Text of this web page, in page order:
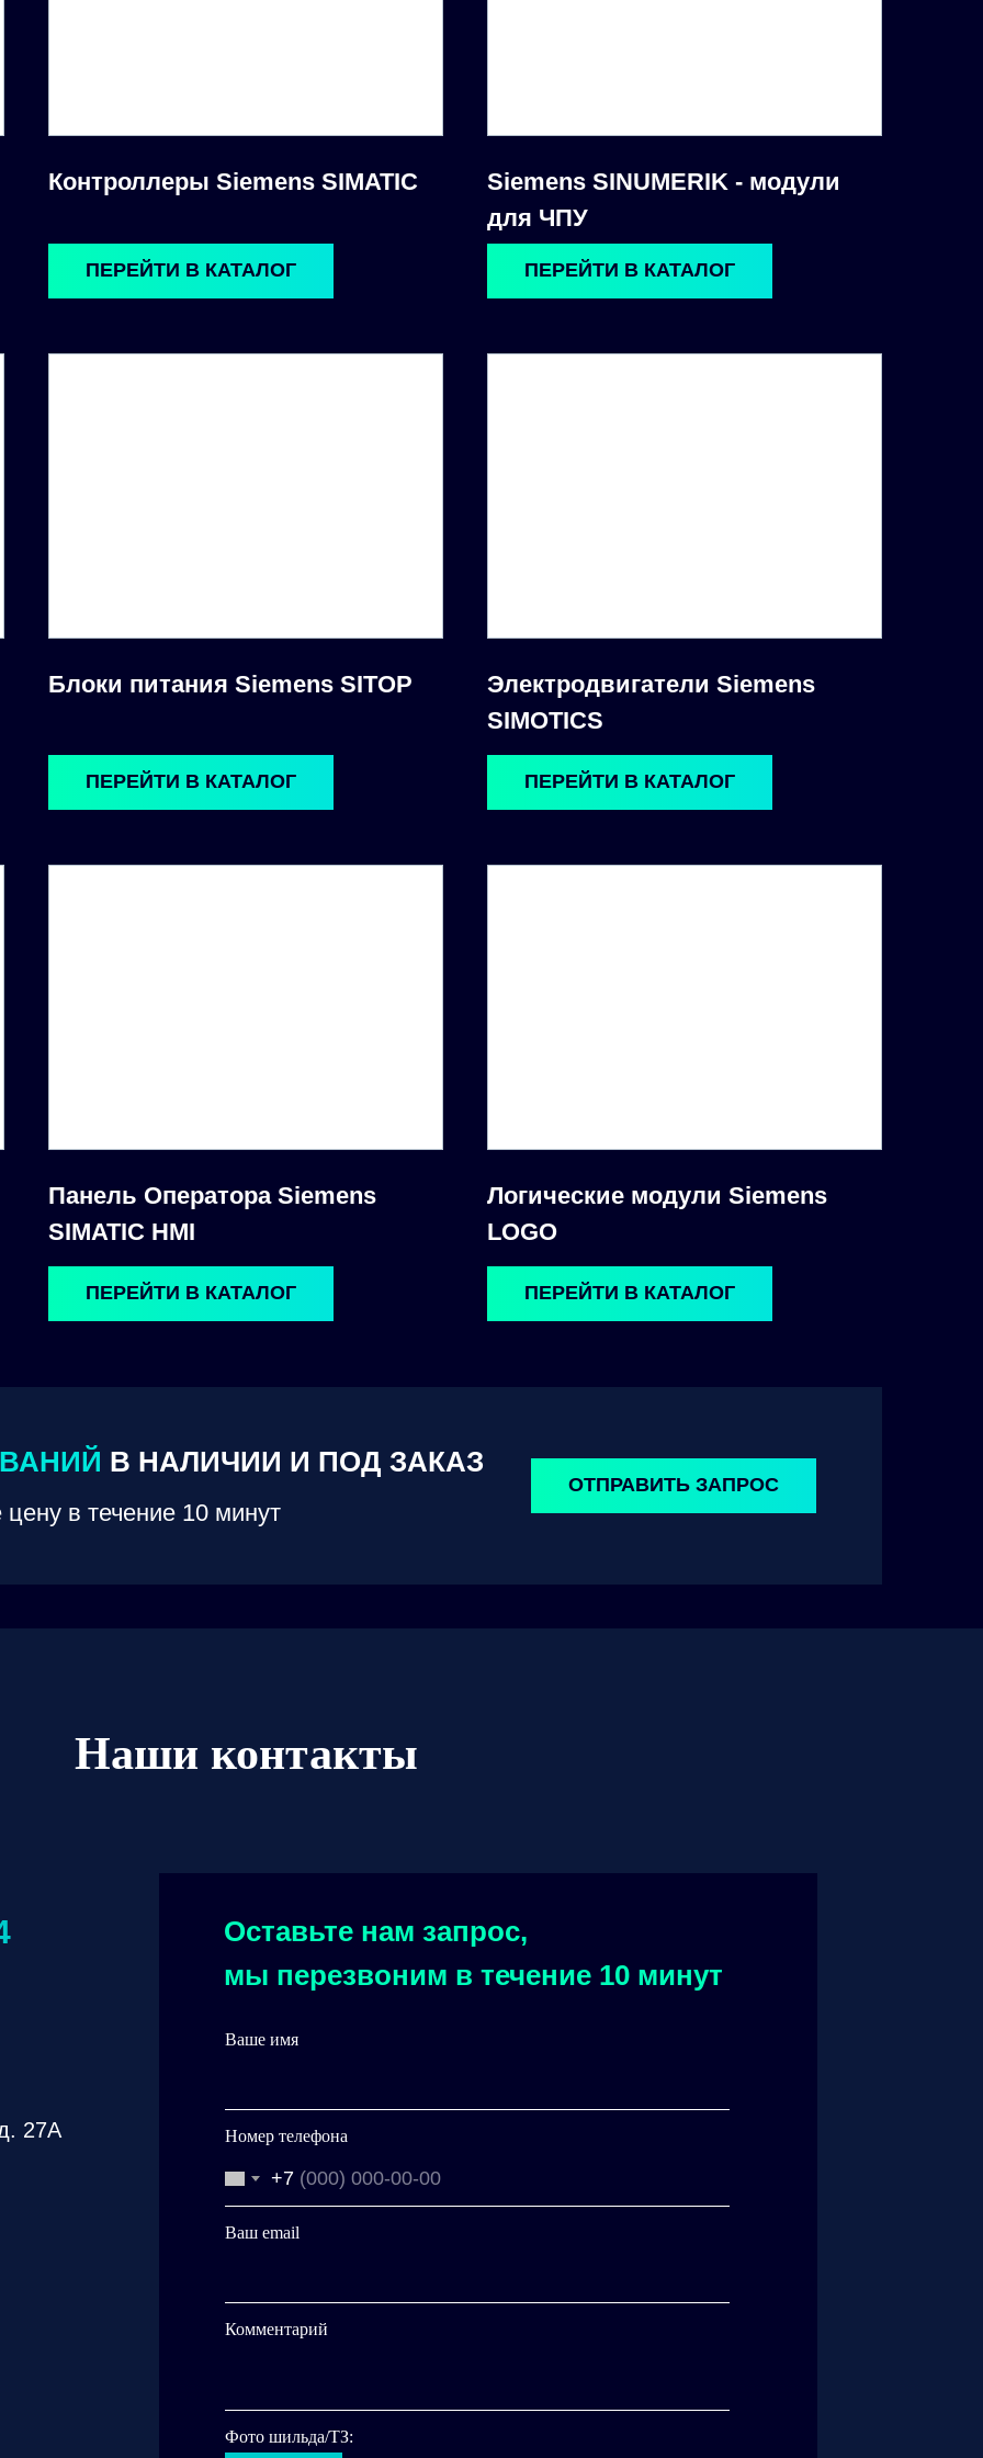
Контроллеры Siemens SIMATIC
Siemens SINUMERIK - модули
для ЧПУ
ПЕРЕЙТИ В КАТАЛОГ ПЕРЕЙТИ В КАТАЛОГ
ОТПРАВИТЬ ЗАПРОС
В НАЛИЧИИ И ПОД ЗАКАЗ
в течение 10 минут
Блоки питания Siemens SITOP
Электродвигатели Siemens
SIMOTICS
ПЕРЕЙТИ В КАТАЛОГ ПЕРЕЙТИ В КАТАЛОГ
Панель Оператора Siemens
SIMATIC HMI
Логические модули Siemens
LOGO
ПЕРЕЙТИ В КАТАЛОГ ПЕРЕЙТИ В КАТАЛОГ
Наши контакты
Оставьте нам запрос,
мы перезвоним в течение 10 минут
Ваше имя
Номер телефона
+7
Ваш email
Комментарий
Фото шильда/ТЗ:
27А